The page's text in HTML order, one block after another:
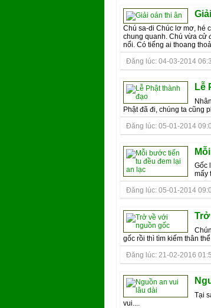
Chú sa-di Chúc lơ mơ, hé
chung quanh. Chú vừa cử
nổi. Có tiếng ai thoang
Đăng lúc: 04-03-2014
Lễ
Phật đã đi, chúng ta cũng
Đăng lúc: 05-01-2014
Gốc
mấy
Đăng lúc: 05-01-2014
gốc rồi thì tìm kiếm thân
Đăng lúc: 21-02-2016
Tại
vui....